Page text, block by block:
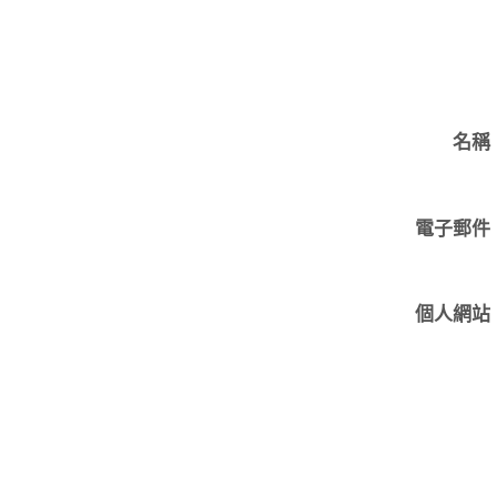
名稱
電子郵件
個人網站